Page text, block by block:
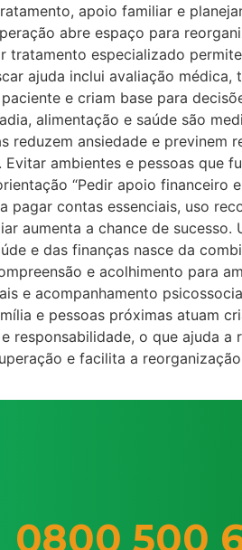
apoio familiar e
abre espaço para
tratamento especializado
ajuda inclui avaliação médica,
e criam base para
alimentação e saúde são
reduzem ansiedade e
Evitar ambientes e pessoas que
“Pedir apoio
pagar contas essenciais, uso
aumenta a chance de
e das finanças nasce da
e acolhimento para
e acompanhamento
e pessoas próximas atuam
responsabilidade, o que ajuda
e facilita a
0800 500